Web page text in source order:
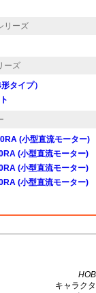
リーズ
ーズ
タイプ）
(小型直流モーター)
(小型直流モーター)
(小型直流モーター)
(小型直流モーター)
キャラク